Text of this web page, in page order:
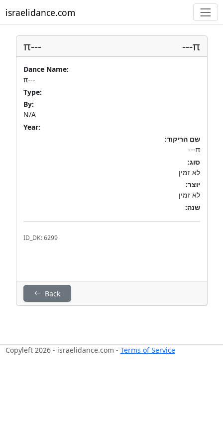
israelidance.com
π--- π---
Dance Name:
π---
Type:
By:
N/A
Year:
שם הריקוד:
π---
סוג:
לא זמין
יוצר:
לא זמין
שנה:
ID_DK: 6299
Back
Copyleft 2026 - israelidance.com - Terms of Service